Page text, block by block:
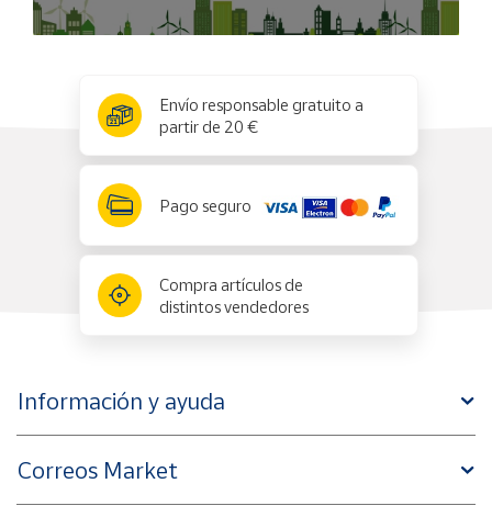
Envío responsable gratuito a
partir de 20 €
Pago seguro
Compra artículos de
distintos vendedores
Información y ayuda
Correos Market